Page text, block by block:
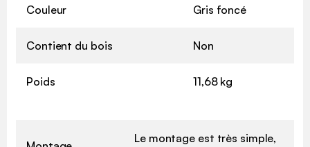
Couleur Gris foncé
Contient du bois Non
Poids 11,68 kg
Le montage est très simple,